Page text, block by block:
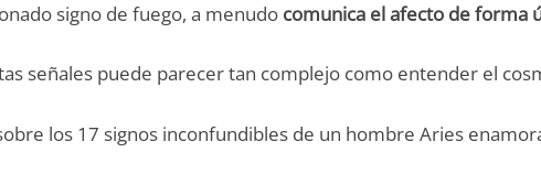
signo de fuego, a menudo comunica el afecto de forma
señales puede parecer tan complejo como entender el
los 17 signos inconfundibles de un hombre Aries